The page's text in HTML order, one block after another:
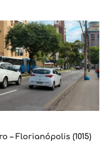
– Florianópolis (1015)